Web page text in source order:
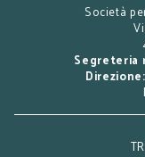
Società
Segreteria
Direzione: